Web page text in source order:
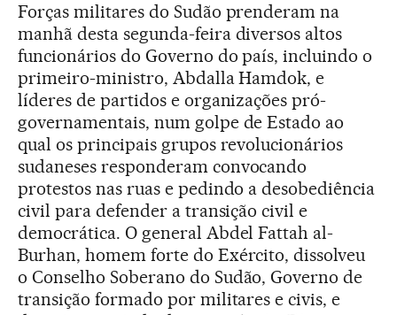
Forças militares do Sudão prenderam na
manhã desta segunda-feira diversos altos
funcionários do Governo do país, incluindo o
primeiro-ministro, Abdalla Hamdok, e
líderes de partidos e organizações pró-
governamentais, num golpe de Estado ao
qual os principais grupos revolucionários
sudaneses responderam convocando
protestos nas ruas e pedindo a desobediência
civil para defender a transição civil e
democrática. O general Abdel Fattah al-
Burhan, homem forte do Exército, dissolveu
o Conselho Soberano do Sudão, Governo de
transição formado por militares e civis, e